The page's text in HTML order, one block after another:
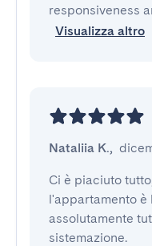
responsiveness
Visualizza altro
Nataliia K.,
Ci è piaciuto
l'appartamento è
assolutamente
sistemazione.